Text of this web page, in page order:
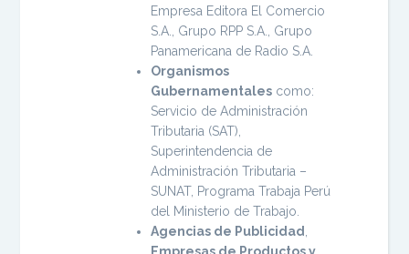
Empresa Editora El Comercio
S.A., Grupo RPP S.A., Grupo
Panamericana de Radio S.A.
Organismos
Gubernamentalescomo:
Servicio de Administración
Tributaria (SAT),
Superintendencia de
Administración Tributaria –
SUNAT, Programa Trabaja Perú
del Ministerio de Trabajo.
Agencias de Publicidad